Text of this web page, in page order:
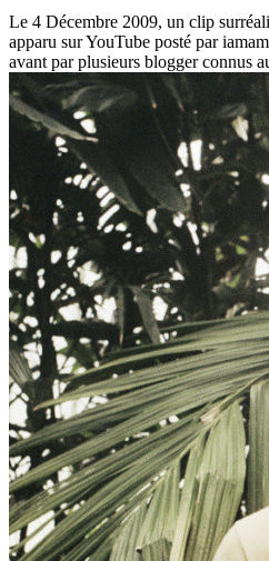
Le 4 Décembre 2009, un clip
apparu sur YouTube posté par
avant par plusieurs blogger connus